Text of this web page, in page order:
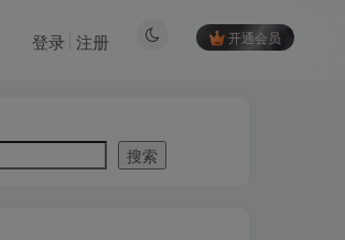
开通会员
登录 注册
搜索